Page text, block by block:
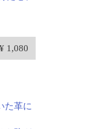
¥ 1,080
た革に